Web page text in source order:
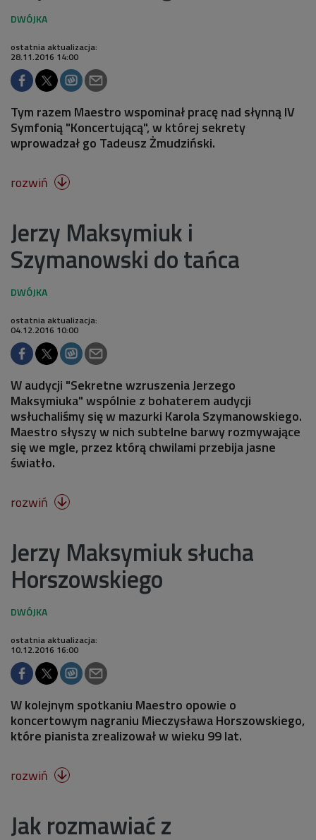
ostatnia aktualizacja:
28.11.2016 14:00
Tym razem Maestro wspominał pracę nad słynną IV
Symfonią "Koncertującą", w której sekrety
wprowadzał go Tadeusz Żmudziński.
rozwiń 
Jerzy Maksymiuk i
Szymanowski do tańca
ostatnia aktualizacja:
04.12.2016 10:00
W audycji "Sekretne wzruszenia Jerzego
Maksymiuka" wspólnie z bohaterem audycji
wsłuchaliśmy się w mazurki Karola Szymanowskiego.
Maestro słyszy w nich subtelne barwy rozmywające
się we mgle, przez którą chwilami przebija jasne
światło.
rozwiń 
Jerzy Maksymiuk słucha
Horszowskiego
ostatnia aktualizacja:
10.12.2016 16:00
W kolejnym spotkaniu Maestro opowie o
koncertowym nagraniu Mieczysława Horszowskiego,
które pianista zrealizował w wieku 99 lat.
rozwiń 
Jak rozmawiać z